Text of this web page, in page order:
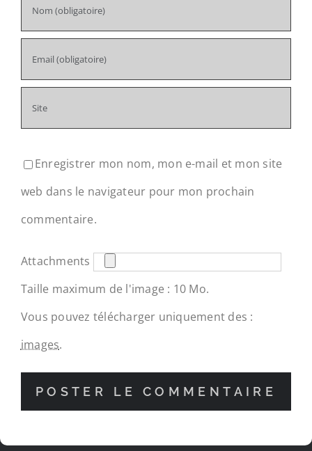
Enregistrer mon nom, mon e-mail et mon site
web dans le navigateur pour mon prochain
commentaire.
Attachments
Taille maximum de l'image : 10 Mo.
Vous pouvez télécharger uniquement des :
images.